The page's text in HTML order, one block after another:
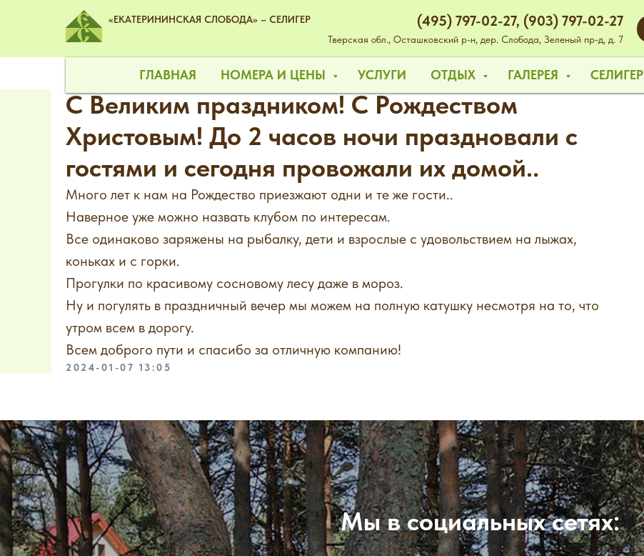
«ЕКАТЕРИНИНСКАЯ СЛОБОДА» – СЕЛИГЕР (495) 797-02-27, (903) 797-02-27
Тверская обл., Осташковский р-н, дер. Слобода, Зеленый пр-д, д. 7
ГЛАВНАЯ НОМЕРА И ЦЕНЫ УСЛУГИ ОТДЫХ ГАЛЕРЕЯ СЕЛИГЕР
С Великим праздником! С Рождеством
Христовым! До 2 часов ночи праздновали с
гостями и сегодня провожали их домой..
Много лет к нам на Рождество приезжают одни и те же гости..
Наверное уже можно назвать клубом по интересам.
Все одинаково заряжены на рыбалку, дети и взрослые с удовольствием на лыжах,
коньках и с горки.
Прогулки по красивому сосновому лесу даже в мороз.
Ну и погулять в праздничный вечер мы можем на полную катушку несмотря на то, что
утром всем в дорогу.
Всем доброго пути и спасибо за отличную компанию!
2024-01-07 13:05
Мы в социальных сетях: